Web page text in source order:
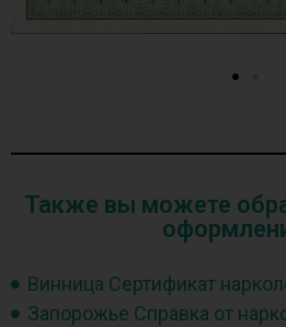
Также вы можете
Винница Сертификат
Запорожье Справка от